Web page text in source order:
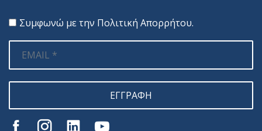
Συμφωνώ με την Πολιτική Απορρήτου.
ΕΓΓΡΑΦΗ